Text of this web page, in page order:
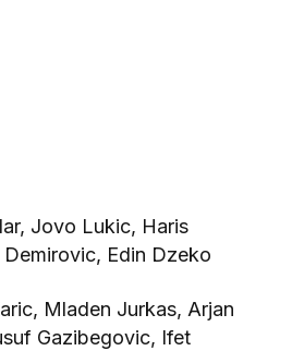
Jovo Lukic, Haris
Edin Dzeko
Mladen Jurkas, Arjan
Gazibegovic, Ifet